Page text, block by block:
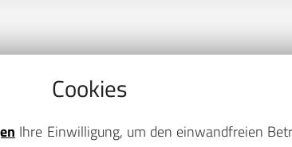
Cookies
Ihre Einwilligung, um den einwandfreien